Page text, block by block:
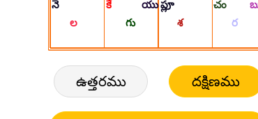
ఉత్తరము దక్షిణము